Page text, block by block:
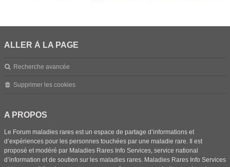
ALLER À LA PAGE
Recherche avancée
Supprimer les cookies
A PROPOS
Le Forum maladies rares est un espace de partage d’informations et
d’expériences pour les personnes touchées par une maladie rare. Il est
proposé et modéré par Maladies Rares Info Services, service national
d’information et de soutien sur les maladies rares. Maladies Rares Info Services